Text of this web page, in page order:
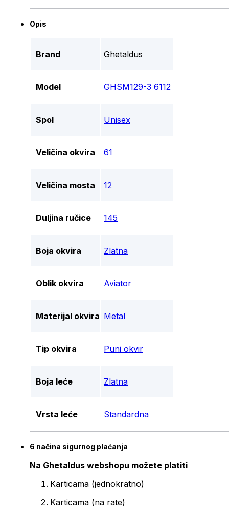
Opis
Brand Ghetaldus
Model GHSM129-3 6112
Spol Unisex
Veličina okvira 61
Veličina mosta 12
Duljina ručice 145
Boja okvira Zlatna
Oblik okvira Aviator
Materijal okvira Metal
Tip okvira Puni okvir
Boja leće Zlatna
Vrsta leće Standardna
6 načina sigurnog plaćanja
Na Ghetaldus webshopu možete platiti
Karticama (jednokratno)
Karticama (na rate)